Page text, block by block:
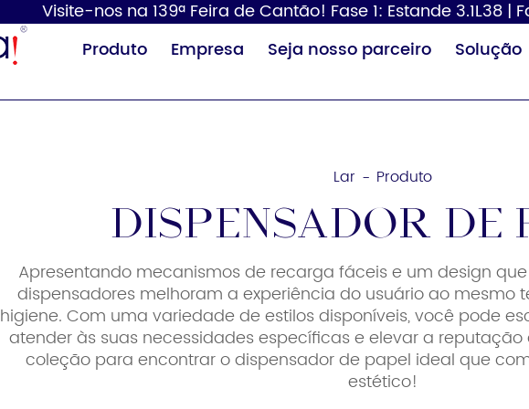
Visite-nos na 139ª Feira de Cantão! Fase 1: Estande 3.1L38 |
Produto
Dispensador de
sabão
Dispensador de
papel
Secador de
cabelo
Empresa Seja nosso parceiro Solução
Lar - Produto
Dispensador de
Apresentando mecanismos de recarga fáceis e um design
dispensadores melhoram a experiência do usuário ao mesmo
higiene. Com uma variedade de estilos disponíveis, você pode
atender às suas necessidades específicas e elevar a reputação
coleção para encontrar o dispensador de papel ideal que
estético!